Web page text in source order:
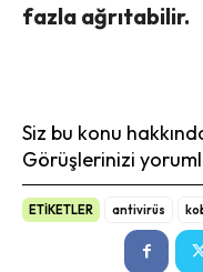
fazla ağrıtabilir.
Siz bu konu
Görüşlerinizi
ETİKETLER antivirüs